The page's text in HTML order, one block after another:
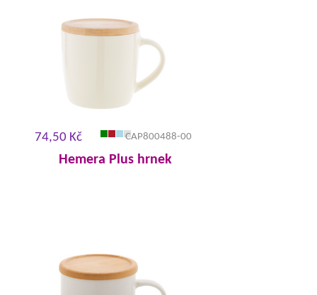
74,50 Kč CAP800488-00
Hemera Plus hrnek